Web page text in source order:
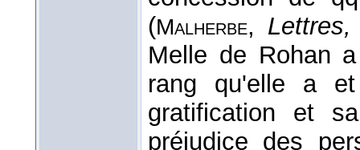
(Malherbe, Lettres,
Melle de Rohan
rang qu'elle a
gratification et
préjudice des